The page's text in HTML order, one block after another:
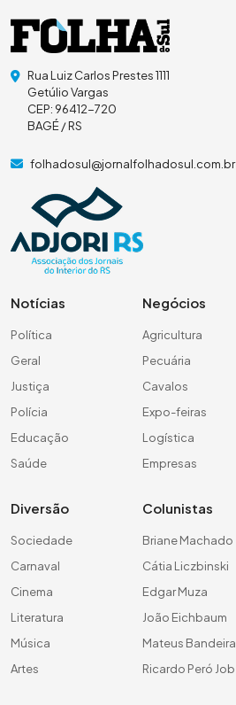
Rua Luiz Carlos Prestes 1111
Getúlio Vargas
CEP: 96412-720
BAGÉ / RS
folhadosul@jornalfolhadosul.com.br
Notícias
Política
Geral
Justiça
Polícia
Educação
Saúde
Negócios
Agricultura
Pecuária
Cavalos
Expo-feiras
Logística
Empresas
Diversão
Sociedade
Carnaval
Cinema
Literatura
Música
Artes
Colunistas
Briane Machado
Cátia Liczbinski
Edgar Muza
João Eichbaum
Mateus Bandeira
Ricardo Peró Job